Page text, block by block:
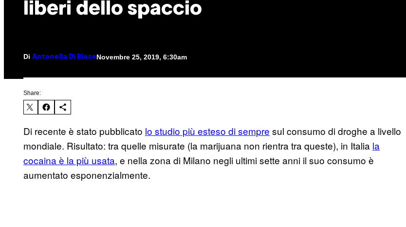
liberi dello spaccio
Di Antonella Di BiaseNovembre 25, 2019, 6:30am
Share:
Di recente è stato pubblicato lo studio più esteso di sempre sul consumo di droghe a livello
mondiale. Risultato: tra quelle misurate (la marijuana non rientra tra queste), in Italia la
cocaina è la più usata, e nella zona di Milano negli ultimi sette anni il suo consumo è
aumentato esponenzialmente.